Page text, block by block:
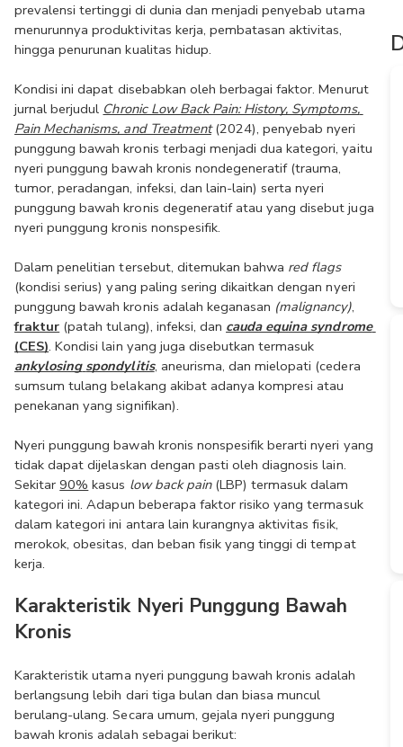
prevalensi tertinggi di dunia dan menjadi penyebab utama
menurunnya produktivitas kerja, pembatasan aktivitas,
hingga penurunan kualitas hidup.
Kondisi ini dapat disebabkan oleh berbagai faktor. Menurut
jurnal berjudul Chronic Low Back Pain: History, Symptoms,
Pain Mechanisms, and Treatment (2024), penyebab nyeri
punggung bawah kronis terbagi menjadi dua kategori, yaitu
nyeri punggung bawah kronis nondegeneratif (trauma,
tumor, peradangan, infeksi, dan lain-lain) serta nyeri
punggung bawah kronis degeneratif atau yang disebut juga
nyeri punggung kronis nonspesifik.
Dalam penelitian tersebut, ditemukan bahwa red flags
(kondisi serius) yang paling sering dikaitkan dengan nyeri
punggung bawah kronis adalah keganasan (malignancy)
fraktur (patah tulang), infeksi, dan cauda equina syndrome
(CES)
ankylosing spondylitis, aneurisma, dan mielopati (cedera
sumsum tulang belakang akibat adanya kompresi atau
penekanan yang signifikan).
Nyeri punggung bawah kronis nonspesifik berarti nyeri yang
tidak dapat dijelaskan dengan pasti oleh diagnosis lain.
Sekitar 90% kasus low back pain (LBP) termasuk dalam
kategori ini. Adapun beberapa faktor risiko yang termasuk
dalam kategori ini antara lain kurangnya aktivitas fisik,
merokok, obesitas, dan beban fisik yang tinggi di tempat
kerja.
Karakteristik Nyeri Punggung Bawah
Kronis
Karakteristik utama nyeri punggung bawah kronis adalah
berlangsung lebih dari tiga bulan dan biasa muncul
berulang-ulang. Secara umum, gejala nyeri punggung
bawah kronis adalah sebagai berikut: